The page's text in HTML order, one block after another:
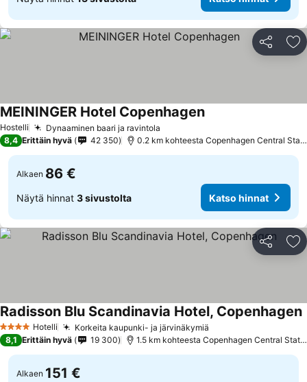
Jaa
Hostelli Dynaaminen baari ja ravintola
MEININGER Hotel CopenhagenKatso hinnat
8,4 Erittäin hyvä 42 350 0.2 km kohteesta Copenhagen Central
Alkaen 86 €
Näytä hinnat 3 sivustolta Katso hinnat
Jaa
4 Tähtiluokitus
Hotelli Korkeita kaupunki- ja järvinäkymiä
Radisson Blu Scandinavia Hotel, Copenhagen
8,1 Erittäin hyvä 19 300 1.5 km kohteesta Copenhagen Central
Alkaen 151 €